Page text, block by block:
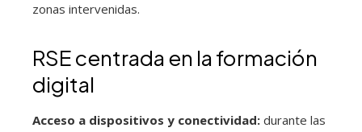
zonas intervenidas.
RSE centrada en la formación
digital
Acceso a dispositivos y conectividad: durante las